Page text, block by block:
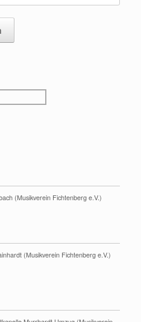
(Musikverein Fichtenberg e.V.)
(Musikverein Fichtenberg e.V.)